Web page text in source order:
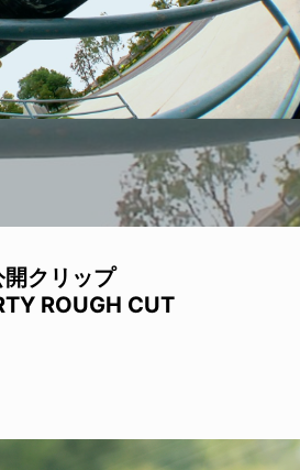
クリップ
ROUGH CUT